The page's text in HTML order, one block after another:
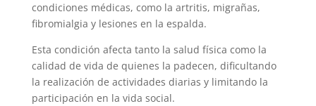
condiciones médicas, como la artritis, migrañas,
fibromialgia y lesiones en la espalda.
Esta condición afecta tanto la salud física como la
calidad de vida de quienes la padecen, dificultando
la realización de actividades diarias y limitando la
participación en la vida social.